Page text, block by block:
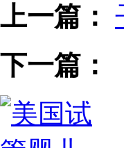
上一篇：
下一篇：